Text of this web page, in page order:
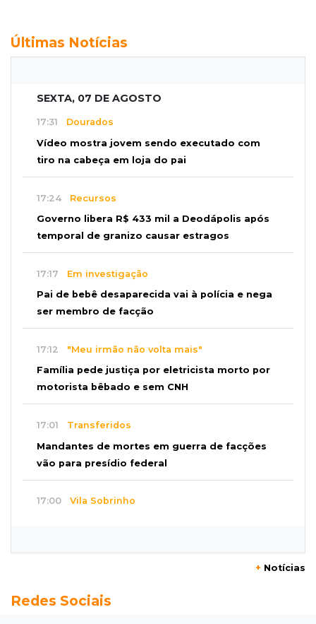
Últimas Notícias
SEXTA, 07 DE AGOSTO
17:31 Dourados
Vídeo mostra jovem sendo executado com
tiro na cabeça em loja do pai
17:24 Recursos
Governo libera R$ 433 mil a Deodápolis após
temporal de granizo causar estragos
17:17 Em investigação
Pai de bebê desaparecida vai à polícia e nega
ser membro de facção
17:12 "Meu irmão não volta mais"
Família pede justiça por eletricista morto por
motorista bêbado e sem CNH
17:01 Transferidos
Mandantes de mortes em guerra de facções
vão para presídio federal
17:00 Vila Sobrinho
Pet shop é recorrente na venda de cães "fake"
+ Notícias
Redes Sociais